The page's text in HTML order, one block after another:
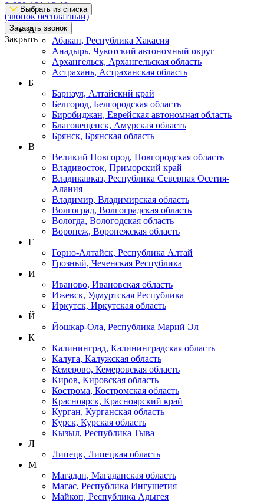
8-800-101-19-19
(звонок бесплатный)
Заказать звонок
Закрыть
Выбрать из списка
А
Абакан, Республика Хакасия
Анадырь, Чукотский автономный округ
Архангельск, Архангельская область
Астрахань, Астраханская область
Б
Барнаул, Алтайский край
Белгород, Белгородская область
Биробиджан, Еврейская автономная область
Благовещенск, Амурская область
Брянск, Брянская область
В
Великий Новгород, Новгородская область
Владивосток, Приморский край
Владикавказ, Республика Северная Осетия-
Алания
Владимир, Владимирская область
Волгоград, Волгоградская область
Вологда, Вологодская область
Воронеж, Воронежская область
Г
Горно-Алтайск, Республика Алтай
Грозный, Чеченская Республика
И
Иваново, Ивановская область
Ижевск, Удмуртская Республика
Иркутск, Иркутская область
Й
Йошкар-Ола, Республика Марий Эл
К
Калининград, Калининградская область
Калуга, Калужская область
Кемерово, Кемеровская область
Киров, Кировская область
Кострома, Костромская область
Красноярск, Красноярский край
Курган, Курганская область
Курск, Курская область
Кызыл, Республика Тыва
Л
Липецк, Липецкая область
М
Магадан, Магаданская область
Магас, Республика Ингушетия
Майкоп, Республика Адыгея